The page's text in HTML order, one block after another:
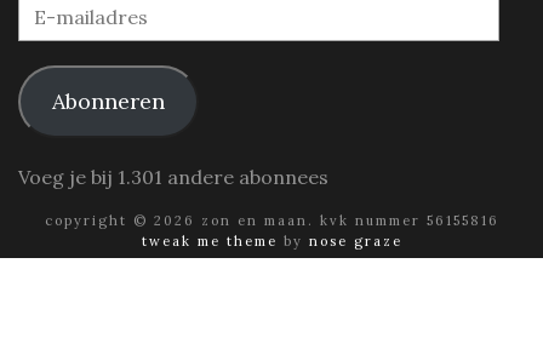
E-
mailadres
Abonneren
Voeg je bij 1.301 andere abonnees
copyright © 2026 zon en maan. kvk nummer 56155816
tweak me theme by nose graze